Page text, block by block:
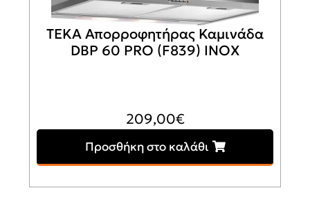
TEKA Απορροφητήρας Καμινάδα
DBP 60 PRO (F839) INOX
209,00€
Προσθήκη στο καλάθι